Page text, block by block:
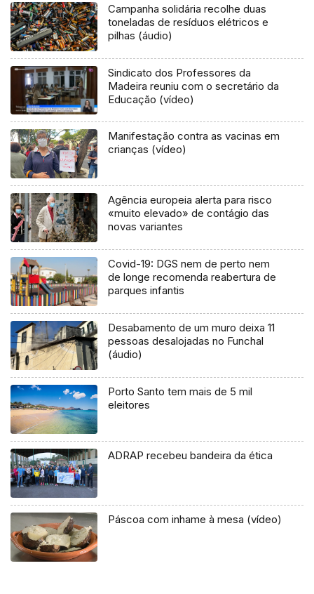
Campanha solidária recolhe duas
toneladas de resíduos elétricos e
pilhas (áudio)
Sindicato dos Professores da
Madeira reuniu com o secretário da
Educação (vídeo)
Manifestação contra as vacinas em
crianças (vídeo)
Agência europeia alerta para risco
«muito elevado» de contágio das
novas variantes
Covid-19: DGS nem de perto nem
de longe recomenda reabertura de
parques infantis
Desabamento de um muro deixa 11
pessoas desalojadas no Funchal
(áudio)
Porto Santo tem mais de 5 mil
eleitores
ADRAP recebeu bandeira da ética
Páscoa com inhame à mesa (vídeo)